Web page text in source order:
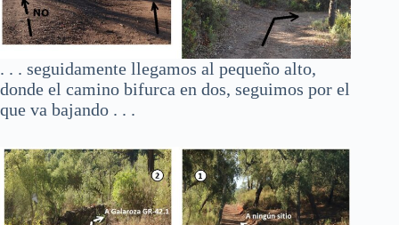
. . . seguidamente llegamos al pequeño alto,
donde el camino bifurca en dos, seguimos por el
que va bajando . . .